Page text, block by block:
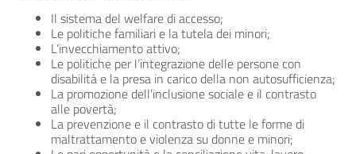
Il sistema del welfare di accesso;
Le politiche familiari e la tutela dei minori;
L’invecchiamento attivo;
Le politiche per l’integrazione delle persone con
disabilità e la presa in carico della non autosufficienza;
La promozione dell’inclusione sociale e il contrasto
alle povertà;
La prevenzione e il contrasto di tutte le forme di
maltrattamento e violenza su donne e minori;